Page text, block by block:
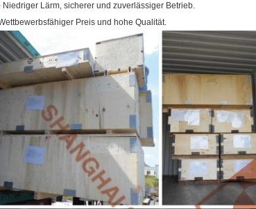
Niedriger Lärm, sicherer und zuverlässiger Betrieb.
Preis und hohe Qualität.